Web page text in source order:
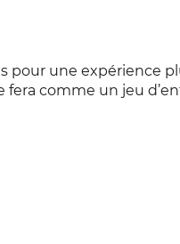
pour une expérience
comme un jeu